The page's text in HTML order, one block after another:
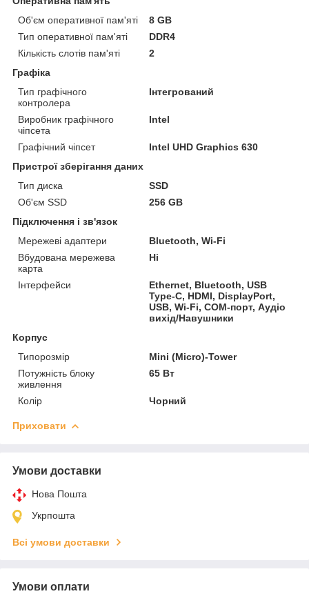
Об'єм оперативної пам'яті
8 GB
Тип оперативної пам'яті
DDR4
Кількість слотів пам'яті
2
Графіка
Тип графічного
контролера
Інтегрований
Виробник графічного
чіпсета
Intel
Графічний чіпсет
Intel UHD Graphics 630
Пристрої зберігання даних
Тип диска
SSD
Об'єм SSD
256 GB
Підключення і зв'язок
Мережеві адаптери
Bluetooth, Wi-Fi
Вбудована мережева
карта
Ні
Інтерфейси
Ethernet, Bluetooth, USB
Type-C, HDMI, DisplayPort,
USB, Wi-Fi, COM-порт, Аудіо
вихід/Навушники
Корпус
Типорозмір
Mini (Micro)-Tower
Потужність блоку
живлення
65 Вт
Колір Чорний
Приховати
Умови доставки
Нова Пошта
Укрпошта
Всі умови доставки
Умови оплати